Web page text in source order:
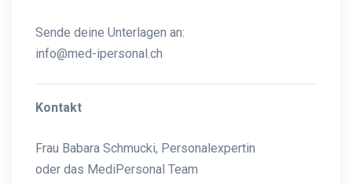
Sende deine Unterlagen an:
info@med-ipersonal.ch
Kontakt
Frau Babara Schmucki, Personalexpertin
oder das MediPersonal Team